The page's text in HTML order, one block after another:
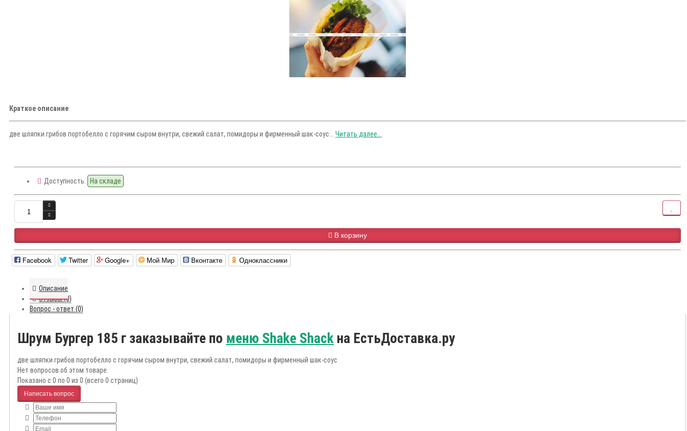
Краткое описание
две шляпки грибов портобелло с горячим сыром внутри, свежий салат, помидоры и фирменный шак-соус... Читать далее...
Доступность: На складе
В корзину
Facebook Twitter Google+ Мой Мир Вконтакте Одноклассники
Описание
Отзывы (0)
Вопрос - ответ (0)
Шрум Бургер 185 г заказывайте по меню Shake Shack на ЕстьДоставка.ру
две шляпки грибов портобелло с горячим сыром внутри, свежий салат, помидоры и фирменный шак-соус
Нет вопросов об этом товаре.
Показано с 0 по 0 из 0 (всего 0 страниц)
Написать вопрос